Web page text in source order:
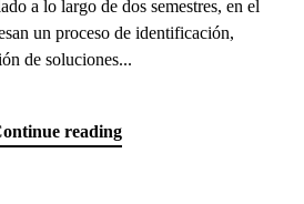
a lo largo de dos semestres, en el
un proceso de identificación,
de soluciones...
reading